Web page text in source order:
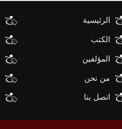
الرئيسية
الكتب
المؤلفين
من نحن
اتصل بنا